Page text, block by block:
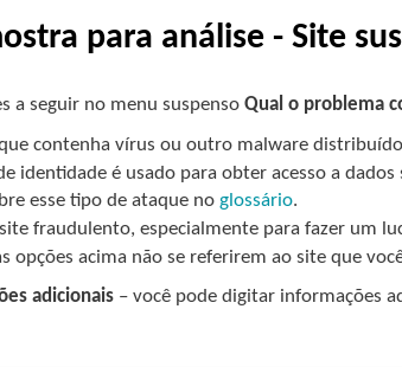
para análise - Site
a seguir no menu suspensoQual o problema
contenha vírus ou outro malware
identidade é usado para obter acesso a
esse tipo de ataque noglossário.
fraudulento, especialmente para fazer um
opções acima não se referirem ao site que
adicionais – você pode digitar informações